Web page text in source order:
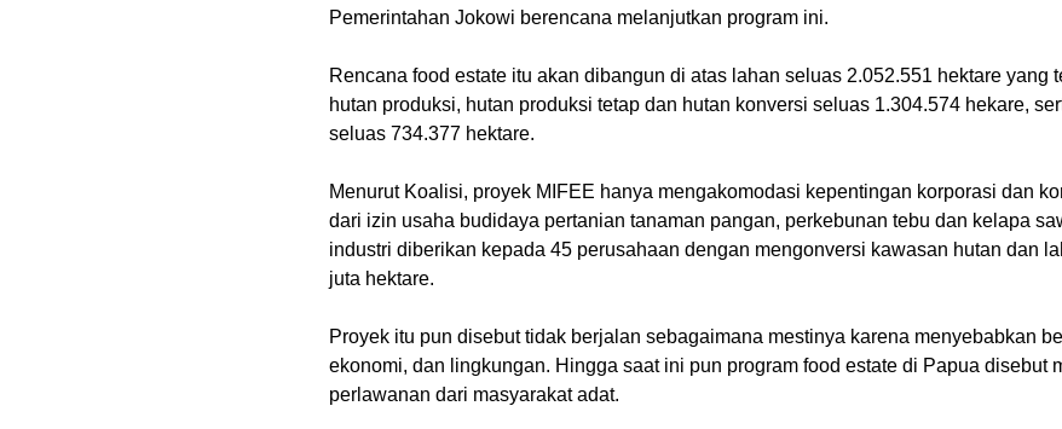
Pemerintahan Jokowi berencana melanjutkan program ini.
Rencana food estate itu akan dibangun di atas lahan seluas 2.052.551 hektare yang
hutan produksi, hutan produksi tetap dan hutan konversi seluas 1.304.574 hekare,
seluas 734.377 hektare.
Menurut Koalisi, proyek MIFEE hanya mengakomodasi kepentingan korporasi dan
dari izin usaha budidaya pertanian tanaman pangan, perkebunan tebu dan kelapa
industri diberikan kepada 45 perusahaan dengan mengonversi kawasan hutan dan
juta hektare.
Proyek itu pun disebut tidak berjalan sebagaimana mestinya karena menyebabkan
ekonomi, dan lingkungan. Hingga saat ini pun program food estate di Papua disebut
perlawanan dari masyarakat adat.